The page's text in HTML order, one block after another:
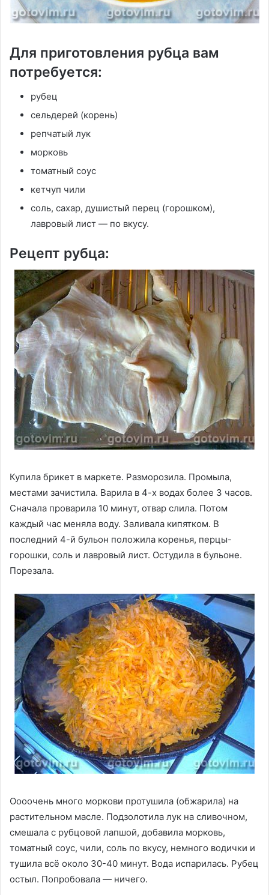
Для приготовления рубца вам
потребуется:
рубец
сельдерей (корень)
репчатый лук
морковь
томатный соус
кетчуп чили
соль, сахар, душистый перец (горошком),
лавровый лист — по вкусу.
Рецепт рубца:
Купила брикет в маркете. Разморозила. Промыла,
местами зачистила. Варила в 4-х водах более 3 часов.
Сначала проварила 10 минут, отвар слила. Потом
каждый час меняла воду. Заливала кипятком. В
последний 4-й бульон положила коренья, перцы-
горошки, соль и лавровый лист. Остудила в бульоне.
Порезала.
Оооочень много моркови протушила (обжарила) на
растительном масле. Подзолотила лук на сливочном,
смешала с рубцовой лапшой, добавила морковь,
томатный соус, чили, соль по вкусу, немного водички и
тушила всё около 30-40 минут. Вода испарилась. Рубец
остыл. Попробовала — ничего.